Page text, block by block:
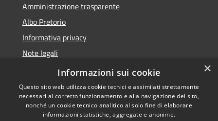
Amministrazione trasparente
Albo Pretorio
Informativa privacy
Note legali
Dichiarazione di accessibilità
Copyright © 2026 • Comune di
×
Informazioni sui cookie
Questo sito web utilizza cookie tecnici e assimilati strettamente
necessari al corretto funzionamento e alla navigazione del sito,
nonché un cookie tecnico analitico al solo fine di elaborare
informazioni statistiche, aggregate e anonime.